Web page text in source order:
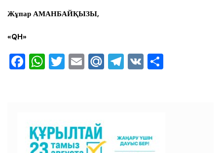
Жұпар АМАНБАЙҚЫЗЫ,
«QH»
F
b
o
W
A
p
T E M T
m
V